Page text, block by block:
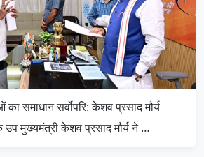
समाधान सर्वोपरि: केशव प्रसाद मौर्य
मुख्यमंत्री केशव प्रसाद मौर्य ने …